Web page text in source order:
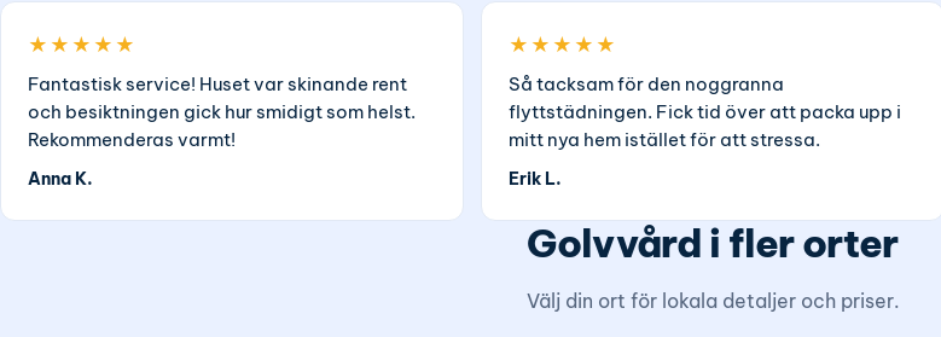
★★★★★
Fantastisk service! Huset var skinande rent
och besiktningen gick hur smidigt som helst.
Rekommenderas varmt!
Anna K.
★★★★★
Så tacksam för den noggranna
flyttstädningen. Fick tid över att packa upp i
mitt nya hem istället för att stressa.
Erik L.
Golvvård i fler orter
Välj din ort för lokala detaljer och priser.